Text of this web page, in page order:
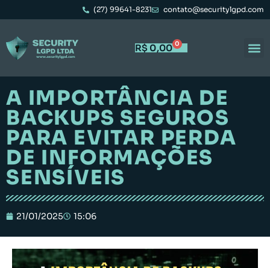
(27) 99641-8231 contato@securitylgpd.com
R$ 0,00 0
A IMPORTÂNCIA DE
BACKUPS SEGUROS
PARA EVITAR PERDA
DE INFORMAÇÕES
SENSÍVEIS
21/01/2025 15:06